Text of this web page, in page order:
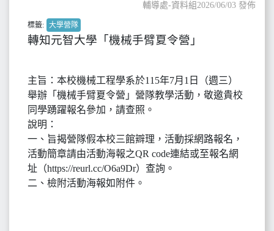
輔導處-資料組2026/06/03 發佈
標籤: 大學營隊
轉知元智大學「機械手臂夏令營」
主旨：本校機械工程學系於115年7月1日（週三）
舉辦「機械手臂夏令營」營隊教學活動，敬邀貴校
同學踴躍報名參加，請查照。
說明：
一、旨揭營隊假本校三館辧理，活動採網路報名，
活動簡章請由活動海報之QR code連結或至報名網
址（https://reurl.cc/O6a9Dr）查詢。
二、檢附活動海報如附件。